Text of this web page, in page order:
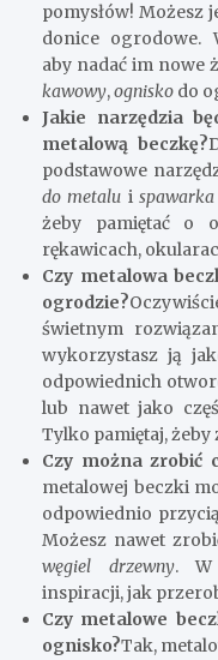
pomysłów! Możesz
donice ogrodowe.
aby nadać im nowe
kawowy,ognisko do
Jakie narzędzia
metalową beczkę?
podstawowe
do metalu ispawarka
żeby pamiętać o
rękawicach,
Czy metalowa
ogrodzie?
świetnym
wykorzystasz ją
odpowiednich
lub nawet jako
Tylko pamiętaj,
Czy można zrobić
metalowej beczki
odpowiednio
Możesz nawet
węgiel drzewny. W
inspiracji, jak
Czy metalowe
ognisko?Tak,